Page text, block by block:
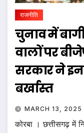
राजनीति
चुनाव में
वालों पर
सरकार ने
बर्खास्त
MARCH 13, 2025
कोरबा । छत्तीसगढ़ में